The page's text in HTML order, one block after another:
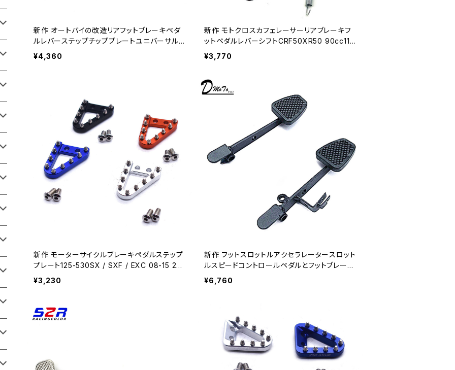
新作 オートバイの改造リアフットブレーキペダ
ルレバーステップチッププレートユニバーサルオ
ートバイアクセサリー
¥4,360
新作 モトクロスカフェレーサーリアブレーキフ
ットペダルレバーシフトCRF50XR50 90cc110
cc-ブラック
¥3,770
新作 モーターサイクルブレーキペダルステップ
プレート125-530SX / SXF / EXC 08-15 25
0/350 / 450XCF 11-15 250/300 / 500XC 1
1-16 250-500XCW / XCF-W 01
¥3,230
新作 フットスロットルアクセラレータースロット
ルスピードコントロールペダルとフットブレーキ
ペダルフィットATVクワッドゴーカートオフロー
ドUTV
¥6,760